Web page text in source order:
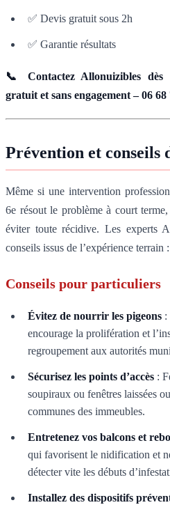
✅ Devis gratuit sous 2h
✅ Garantie résultats
📞 Contactez Allonuizibles
gratuit et sans engagement – 06 68
Prévention et conseils
Même si une intervention
6e résout le problème à court
éviter toute récidive. Les experts
conseils issus de l’expérience terrain :
Conseils pour particuliers
Évitez de nourrir les pigeons :
encourage la prolifération et
regroupement aux autorités
Sécurisez les points d’accès :
soupiraux ou fenêtres laissées
communes des immeubles.
Entretenez vos balcons et
qui favorisent le nidification et
détecter vite les débuts
Installez des dispositifs